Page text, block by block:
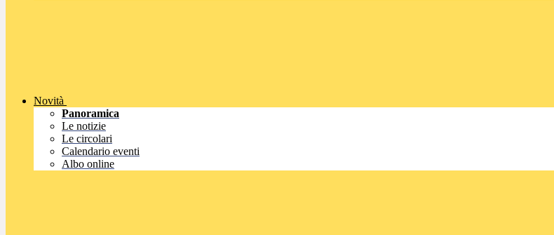
Novità
Panoramica
Le notizie
Le circolari
Calendario eventi
Albo online